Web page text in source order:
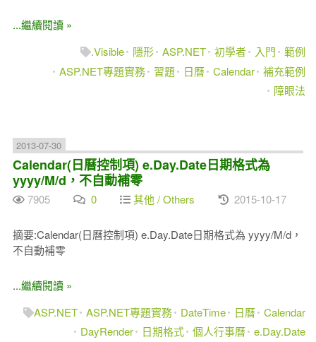
...繼續閱讀 »
.Visible
隱形 ASP.NET 初學者 入門
範例
ASP.NET專題實務
習題 日曆 Calendar 補充範例
障眼法
2013-07-30
Calendar(日曆控制項) e.Day.Date日期格式為
yyyy/M/d，不自動補零
7905 0 其他 / Others 2015-10-17
摘要:Calendar(日曆控制項) e.Day.Date日期格式為 yyyy/M/d，
不自動補零
...繼續閱讀 »
ASP.NET ASP.NET專題實務 DateTime 日曆 Calendar
DayRender
日期格式 個人行事曆 e.Day.Date